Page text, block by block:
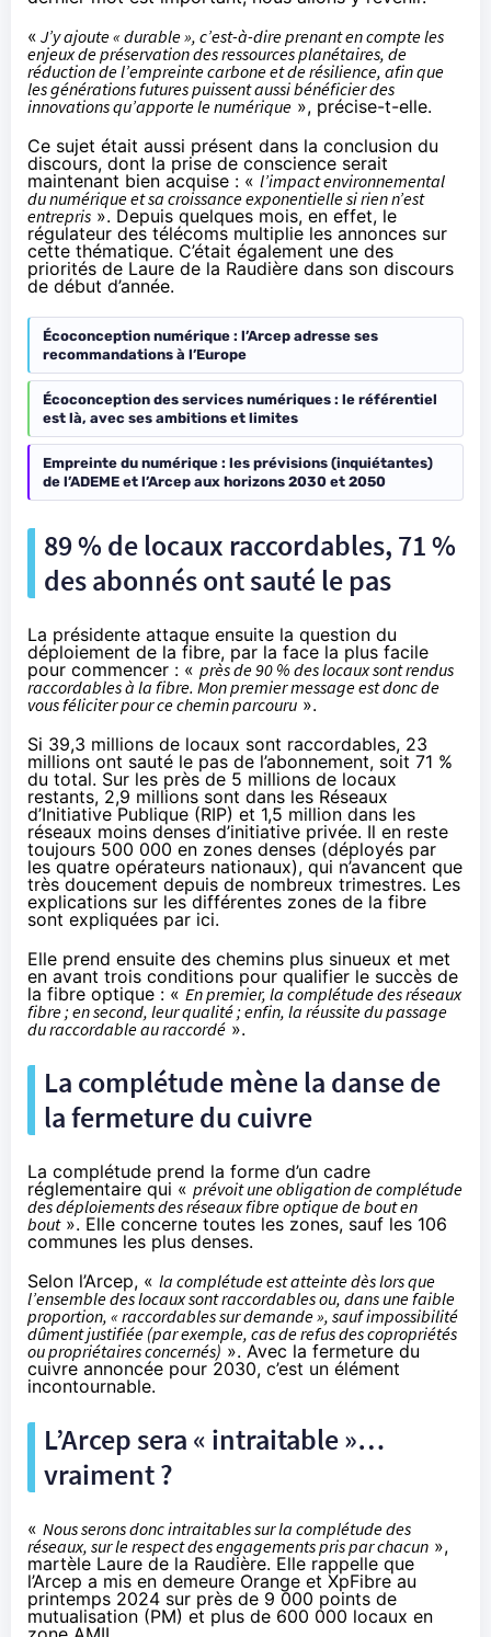
« J’y ajoute « durable », c’est-à-dire prenant en compte les
enjeux de préservation des ressources planétaires, de
réduction de l’empreinte carbone et de résilience, afin que
les générations futures puissent aussi bénéficier des
innovations qu’apporte le numérique », précise-t-elle.
Ce sujet était aussi présent dans la conclusion du
discours, dont la prise de conscience serait
maintenant bien acquise : « l’impact environnemental
du numérique et sa croissance exponentielle si rien n’est
entrepris ». Depuis quelques mois, en effet, le
régulateur des télécoms multiplie les annonces sur
cette thématique. C’était également une des
priorités de Laure de la Raudière dans son discours
de début d’année.
Écoconception numérique : l’Arcep adresse ses
recommandations à l’Europe
Écoconception des services numériques : le référentiel
est là, avec ses ambitions et limites
Empreinte du numérique : les prévisions (inquiétantes)
de l’ADEME et l’Arcep aux horizons 2030 et 2050
89 % de locaux raccordables, 71 %
des abonnés ont sauté le pas
La présidente attaque ensuite la question du
déploiement de la fibre, par la face la plus facile
pour commencer : « près de 90 % des locaux sont rendus
raccordables à la fibre. Mon premier message est donc de
vous féliciter pour ce chemin parcouru ».
Si 39,3 millions de locaux sont raccordables, 23
millions ont sauté le pas de l’abonnement, soit 71 %
du total. Sur les près de 5 millions de locaux
restants, 2,9 millions sont dans les Réseaux
d’Initiative Publique (RIP) et 1,5 million dans les
réseaux moins denses d’initiative privée. Il en reste
toujours 500 000 en zones denses (déployés par
les quatre opérateurs nationaux), qui n’avancent que
très doucement depuis de nombreux trimestres. Les
explications sur les différentes zones de la fibre
sont expliquées par ici.
Elle prend ensuite des chemins plus sinueux et met
en avant trois conditions pour qualifier le succès de
la fibre optique : « En premier, la complétude des réseaux
fibre ; en second, leur qualité ; enfin, la réussite du passage
du raccordable au raccordé ».
La complétude mène la danse de
la fermeture du cuivre
La complétude prend la forme d’un cadre
réglementaire qui « prévoit une obligation de complétude
des déploiements des réseaux fibre optique de bout en
bout». Elle concerne toutes les zones, sauf les 106
communes les plus denses.
Selon l’Arcep, « la complétude est atteinte dès lors que
l’ensemble des locaux sont raccordables ou, dans une faible
proportion, « raccordables sur demande », sauf impossibilité
dûment justifiée (par exemple, cas de refus des copropriétés
ou propriétaires concernés) ». Avec la fermeture du
cuivre annoncée pour 2030, c’est un élément
incontournable.
L’Arcep sera « intraitable »…
vraiment ?
« Nous serons donc intraitables sur la complétude des
réseaux, sur le respect des engagements pris par chacun »,
martèle Laure de la Raudière. Elle rappelle que
l’Arcep a mis en demeure Orange et XpFibre au
printemps 2024 sur près de 9 000 points de
mutualisation (PM) et plus de 600 000 locaux en